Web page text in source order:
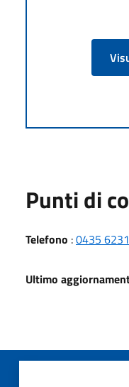
Punti di
Telefono :0435
Ultimo